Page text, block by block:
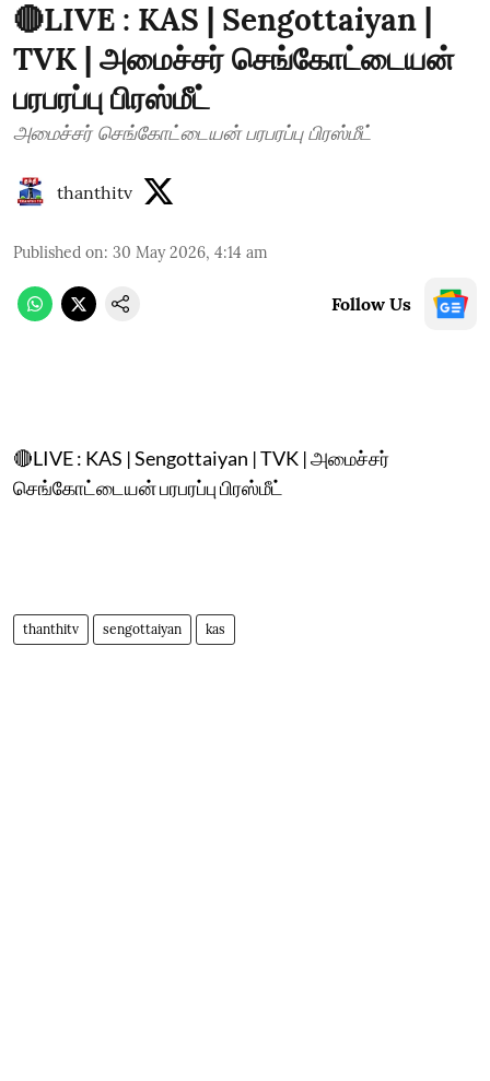
🔴LIVE : KAS | Sengottaiyan |
TVK | அமைச்சர் செங்கோட்டையன்
பரபரப்பு பிரஸ்மீட்
அமைச்சர் செங்கோட்டையன் பரபரப்பு பிரஸ்மீட்
thanthitv
Published on: 30 May 2026, 4:14 am
Follow Us
🔴LIVE : KAS | Sengottaiyan | TVK | அமைச்சர்
செங்கோட்டையன் பரபரப்பு பிரஸ்மீட்
thanthitv sengottaiyan kas